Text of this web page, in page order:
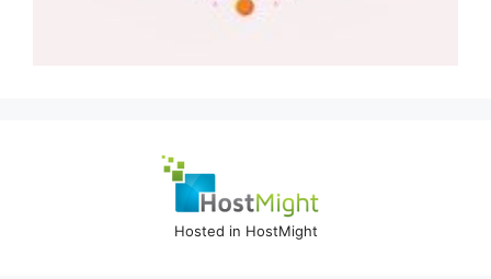
Hosted in HostMight